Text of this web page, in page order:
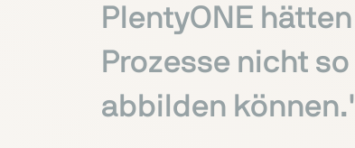
PlentyONE
Prozesse nicht
abbilden